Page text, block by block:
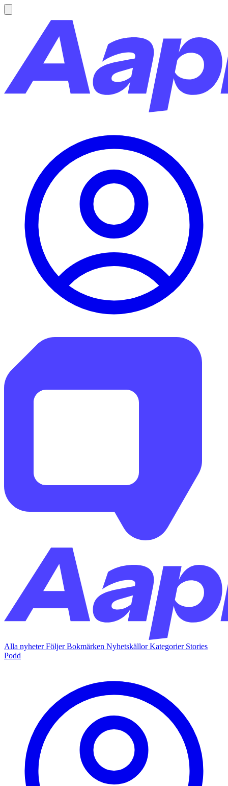
Alla nyheterFöljerBokmärken NyhetskällorKategorier Stories
Podd